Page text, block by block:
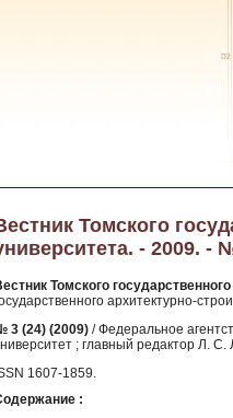
Томского
- 2009. -
Томского
архитектурно-
3 (24) (2009) / Федеральное
; главный редактор Л. С.
1607-1859.
: